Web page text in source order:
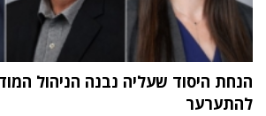
הנחת היסוד שעליה נבנה הניהול
להתערער